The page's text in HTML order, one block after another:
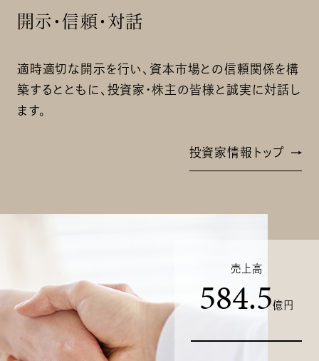
開示・信頼・対話
適時適切な開示を行い、 資本市場との信頼関係を構
築するとともに、 投資家･株主の皆様と誠実に対話し
ます。
投資家情報トップ
売上高
584.5億円